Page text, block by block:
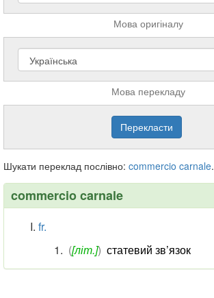
Мова оригіналу
Мова перекладу
Шукати переклад послівно: commercio carnale.
commercio carnale
fr.
([літ.]) статевий зв’язок